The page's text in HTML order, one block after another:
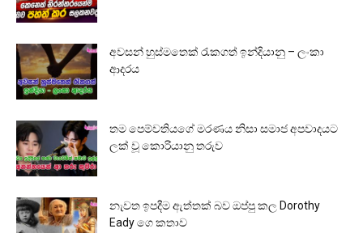
අවසන් හුස්මතෙක් රැකගත් ඉන්දියානු – ලංකා
ආදරය
තම පෙම්වතියගේ මරණය නිසා සමාජ අපවාදයට
ලක් වූ කොරියානු තරුව
නැවත ඉපදීම ඇත්තක් බව ඔප්පු කල Dorothy
Eady ගෙ කතාව